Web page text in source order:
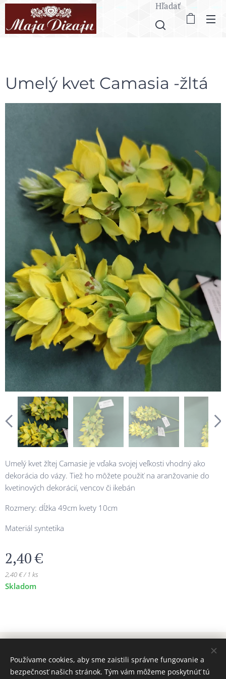
Hľadať
Umelý kvet Camasia -žltá
Umelý kvet žltej Camasie je vďaka svojej veľkosti vhodný ako
dekorácia do vázy. Tiež ho môžete použiť na aranžovanie do
kvetinových dekorácií, vencov či ikebán
Rozmery: dĺžka 49cm kvety 10cm
Materiál syntetika
2,40€
2,40 € / 1 ks
Skladom
www.majadizajn.eu
Cookies
Používame cookies, aby sme zaistili správne fungovanie a
bezpečnosť našich stránok. Tým vám môžeme poskytnúť tú